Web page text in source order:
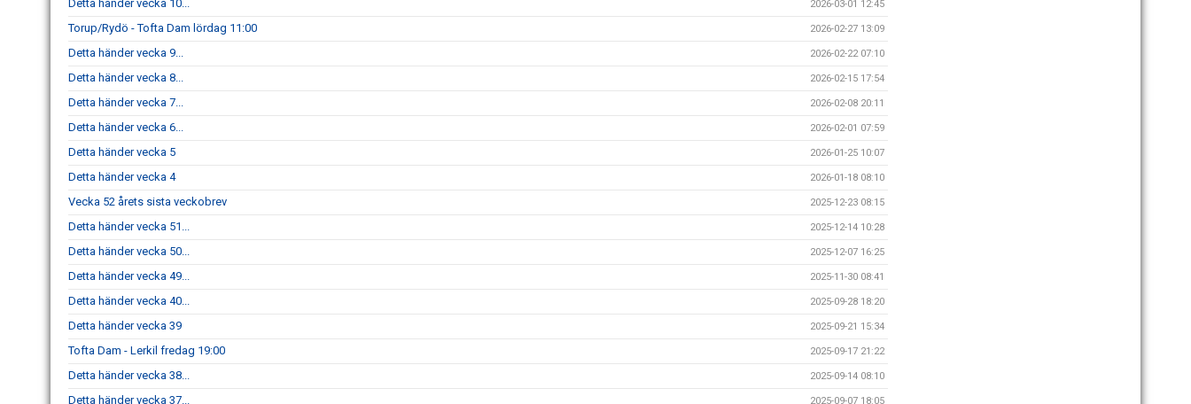
Detta händer vecka 10... 2026-03-01 12:45
Torup/Rydö - Tofta Dam lördag 11:00 2026-02-27 13:09
Detta händer vecka 9... 2026-02-22 07:10
Detta händer vecka 8... 2026-02-15 17:54
Detta händer vecka 7... 2026-02-08 20:11
Detta händer vecka 6... 2026-02-01 07:59
Detta händer vecka 5 2026-01-25 10:07
Detta händer vecka 4 2026-01-18 08:10
Vecka 52 årets sista veckobrev 2025-12-23 08:15
Detta händer vecka 51... 2025-12-14 10:28
Detta händer vecka 50... 2025-12-07 16:25
Detta händer vecka 49... 2025-11-30 08:41
Detta händer vecka 40... 2025-09-28 18:20
Detta händer vecka 39 2025-09-21 15:34
Tofta Dam - Lerkil fredag 19:00 2025-09-17 21:22
Detta händer vecka 38... 2025-09-14 08:10
Detta händer vecka 37... 2025-09-07 18:05